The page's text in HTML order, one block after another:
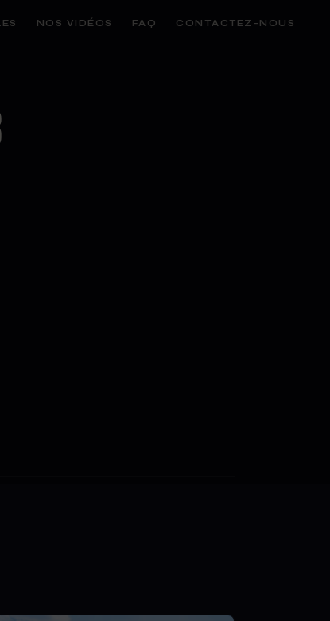
NOS VIDÉOS FAQ CONTACTEZ-NOUS